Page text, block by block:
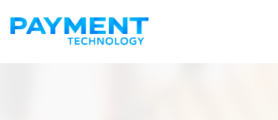
メインナビゲーション